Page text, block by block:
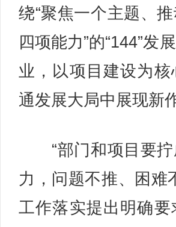
绕“聚焦一个主题、
四项能力”的“144”发
业，以项目建设为
通发展大局中展现新
“部门和项目要拧
力，问题不推、困难
工作落实提出明确